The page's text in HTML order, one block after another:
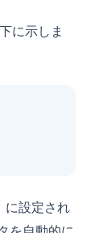
に示しま
に設定され